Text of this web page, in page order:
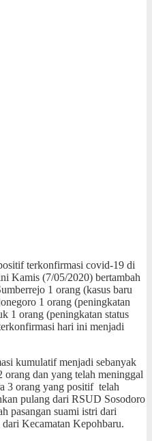
terkonfirmasi covid-19 di
Kamis (7/05/2020) bertambah
1 orang (kasus baru
1 orang (peningkatan
1 orang (peningkatan status
hari ini menjadi
kumulatif menjadi sebanyak
dan yang telah meninggal
3 orang yang positif telah
pulang dari RSUD Sosodoro
pasangan suami istri dari
Kecamatan Kepohbaru.